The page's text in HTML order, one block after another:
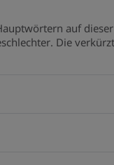
auf
Die